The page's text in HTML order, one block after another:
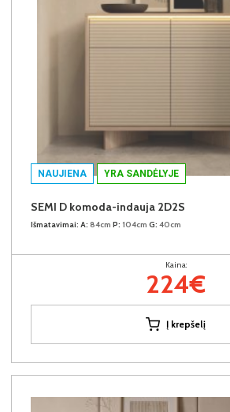
NAUJIENA YRA SANDĖLYJE
SEMI D komoda-indauja 2D2S
Išmatavimai: A: 84cm P: 104cm G: 40cm
Kaina:
224€
Į krepšelį